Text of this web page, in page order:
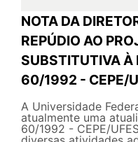
NOTA DA
REPÚDIO AO
SUBSTITUTIVA À
60/1992 - CEPE/
A Universidade
atualmente uma
60/1992 - CEPE/